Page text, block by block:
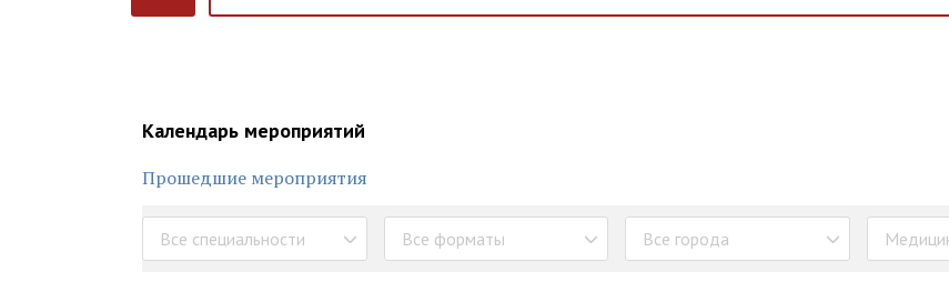
Календарь мероприятий
Прошедшие мероприятия
Все специальности Все форматы Все города